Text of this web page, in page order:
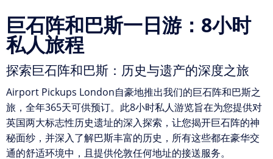
巨石阵和巴斯一日游：8小时
私人旅程
探索巨石阵和巴斯：历史与遗产的深度之旅
Airport Pickups London自豪地推出我们的巨石阵和巴斯之
旅，全年365天可供预订。此8小时私人游览旨在为您提供对
英国两大标志性历史遗址的深入探索，让您揭开巨石阵的神
秘面纱，并深入了解巴斯丰富的历史，所有这些都在豪华交
通的舒适环境中，且提供伦敦任何地址的接送服务。